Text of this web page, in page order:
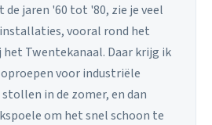
de jaren '60 tot '80, zie je veel
installaties, vooral rond het
Twentekanaal. Daar krijg ik
voor industriële
in de zomer, en dan
om het snel schoon te